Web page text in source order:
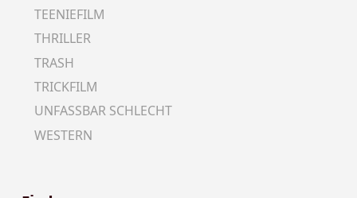
TEENIEFILM
THRILLER
TRASH
TRICKFILM
UNFASSBAR SCHLECHT
WESTERN